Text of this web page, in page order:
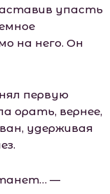
упасть
на него. Он
первую
орать, вернее,
удерживая
—